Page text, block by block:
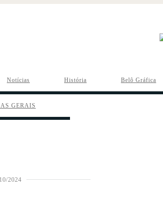
Notícias História Belô Gráfica
GERAIS
2024